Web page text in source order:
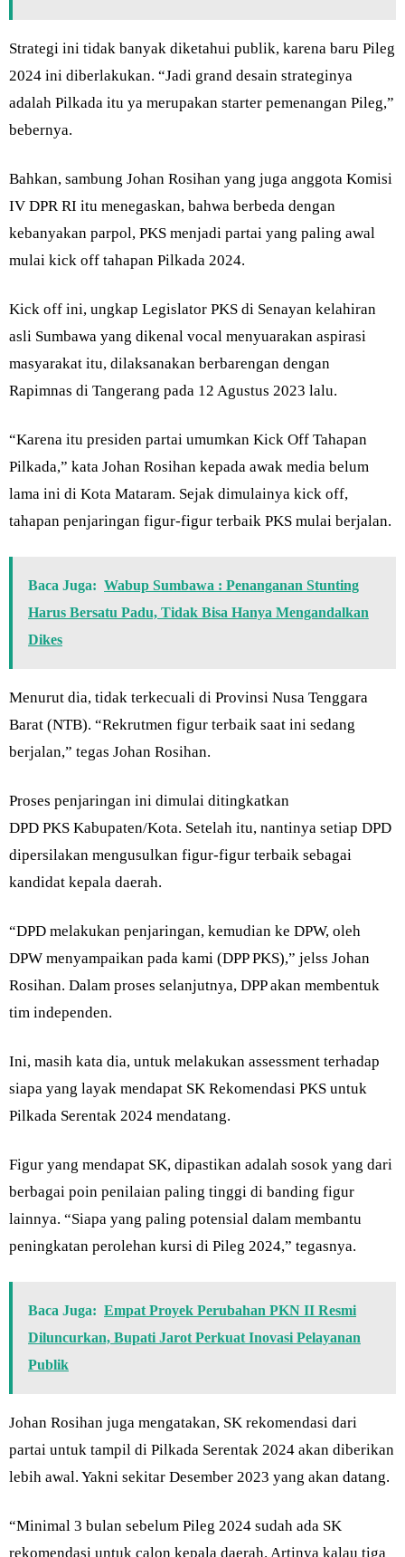
Strategi ini tidak banyak diketahui publik, karena baru Pileg
2024 ini diberlakukan. “Jadi grand desain strateginya
adalah Pilkada itu ya merupakan starter pemenangan Pileg,”
bebernya.
Bahkan, sambung Johan Rosihan yang juga anggota Komisi
IV DPR RI itu menegaskan, bahwa berbeda dengan
kebanyakan parpol, PKS menjadi partai yang paling awal
mulai kick off tahapan Pilkada 2024.
Kick off ini, ungkap Legislator PKS di Senayan kelahiran
asli Sumbawa yang dikenal vocal menyuarakan aspirasi
masyarakat itu, dilaksanakan berbarengan dengan
Rapimnas di Tangerang pada 12 Agustus 2023 lalu.
“Karena itu presiden partai umumkan Kick Off Tahapan
Pilkada,” kata Johan Rosihan kepada awak media belum
lama ini di Kota Mataram. Sejak dimulainya kick off,
tahapan penjaringan figur-figur terbaik PKS mulai berjalan.
Baca Juga: Wabup Sumbawa : Penanganan Stunting
Harus Bersatu Padu, Tidak Bisa Hanya Mengandalkan
Dikes
Menurut dia, tidak terkecuali di Provinsi Nusa Tenggara
Barat (NTB). “Rekrutmen figur terbaik saat ini sedang
berjalan,” tegas Johan Rosihan.
Proses penjaringan ini dimulai ditingkatkan
DPD PKS Kabupaten/Kota. Setelah itu, nantinya setiap DPD
dipersilakan mengusulkan figur-figur terbaik sebagai
kandidat kepala daerah.
“DPD melakukan penjaringan, kemudian ke DPW, oleh
DPW menyampaikan pada kami (DPP PKS),” jelss Johan
Rosihan. Dalam proses selanjutnya, DPP akan membentuk
tim independen.
Ini, masih kata dia, untuk melakukan assessment terhadap
siapa yang layak mendapat SK Rekomendasi PKS untuk
Pilkada Serentak 2024 mendatang.
Figur yang mendapat SK, dipastikan adalah sosok yang dari
berbagai poin penilaian paling tinggi di banding figur
lainnya. “Siapa yang paling potensial dalam membantu
peningkatan perolehan kursi di Pileg 2024,” tegasnya.
Baca Juga: Empat Proyek Perubahan PKN II Resmi
Diluncurkan, Bupati Jarot Perkuat Inovasi Pelayanan
Publik
Johan Rosihan juga mengatakan, SK rekomendasi dari
partai untuk tampil di Pilkada Serentak 2024 akan diberikan
lebih awal. Yakni sekitar Desember 2023 yang akan datang.
“Minimal 3 bulan sebelum Pileg 2024 sudah ada SK
rekomendasi untuk calon kepala daerah. Artinya kalau tiga